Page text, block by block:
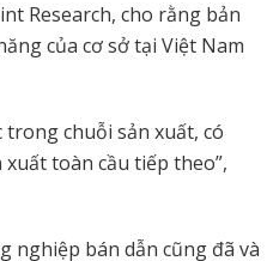
Research, cho rằng bản
của cơ sở tại Việt Nam
chuỗi sản xuất, có
toàn cầu tiếp theo”,
nghiệp bán dẫn cũng đã và